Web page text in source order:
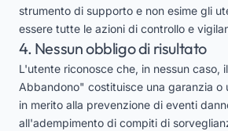
strumento di supporto e non esime gli
essere tutte le azioni di controllo e
4. Nessun obbligo di risultato
L'utente riconosce che, in nessun caso,
Abbandono" costituisce una garanzia o
in merito alla prevenzione di eventi
all'adempimento di compiti di